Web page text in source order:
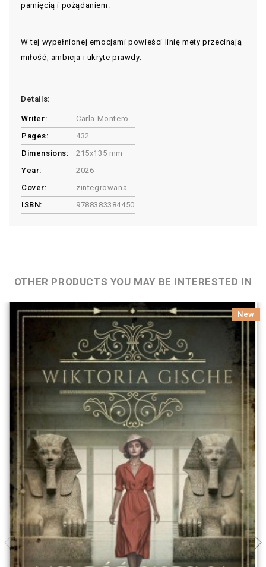
pamięcią i pożądaniem.
W tej wypełnionej emocjami powieści linię mety przecinają
miłość, ambicja i ukryte prawdy.
Details:
Writer:
Carla Montero
Pages:
432
Dimensions:
215x135 mm
Year:
2026
Cover:
zintegrowana
ISBN:
9788383384450
OTHER PRODUCTS YOU MAY BE INTERESTED IN
New